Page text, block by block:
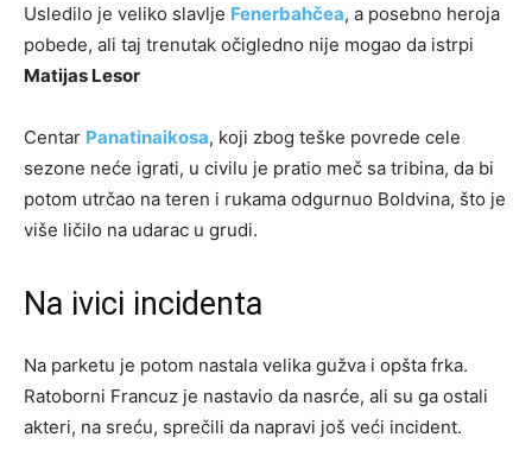
Usledilo je veliko slavlje Fenerbahčea, a posebno heroja
pobede, ali taj trenutak očigledno nije mogao da istrpi
Matijas Lesor
Centar Panatinaikosa, koji zbog teške povrede cele
sezone neće igrati, u civilu je pratio meč sa tribina, da bi
potom utrčao na teren i rukama odgurnuo Boldvina, što je
više ličilo na udarac u grudi.
Na ivici incidenta
Na parketu je potom nastala velika gužva i opšta frka.
Ratoborni Francuz je nastavio da nasrće, ali su ga ostali
akteri, na sreću, sprečili da napravi još veći incident.